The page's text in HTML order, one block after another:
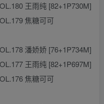
王雨纯 [82+1P730M]
焦糖可可
潘娇娇 [76+1P734M]
王雨纯 [82+1P697M]
焦糖可可